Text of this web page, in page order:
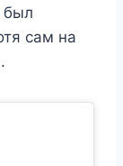
был
сам на